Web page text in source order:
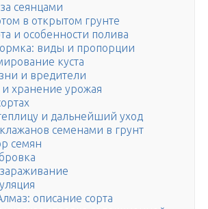
сеянцами
в открытом грунте
и особенности полива
виды и пропорции
куста
и вредители
хранение урожая
и дальнейший уход
семенами в грунт
семян
описание сорта